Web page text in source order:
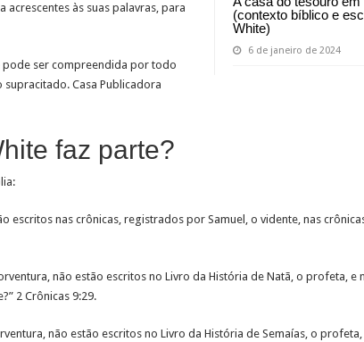
(contexto bíblico e
White)
6 de janeiro de 2024
acrescentes às suas palavras, para
pode ser compreendida por todo
supracitado. Casa Publicadora
faz parte?
escritos nas crônicas, registrados por Samuel, o vidente, nas
não estão escritos no Livro da História de Natã, o profeta, e
2 Crônicas 9:29.
não estão escritos no Livro da História de Semaías, o